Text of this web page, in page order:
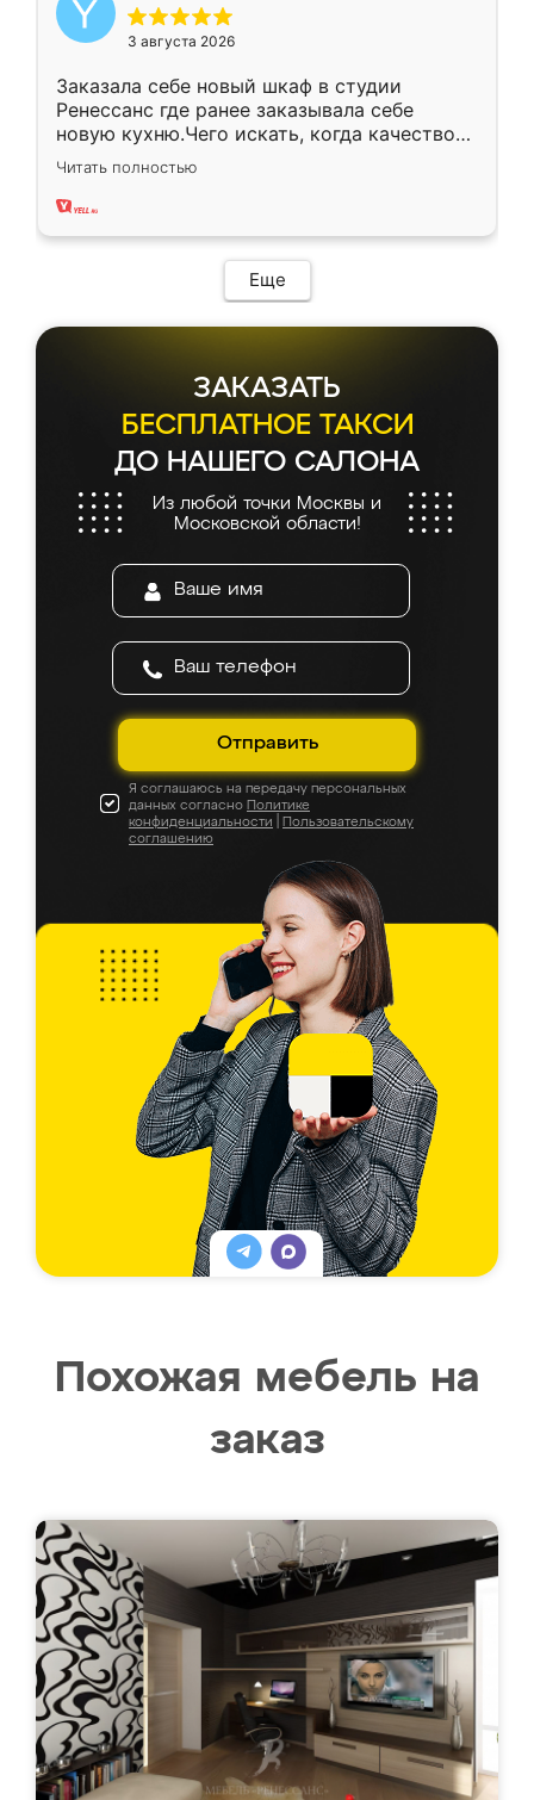
3 августа 2026
Заказала себе новый шкаф в студии
Ренессанс где ранее заказывала себе
новую кухню.Чего искать, когда качеством
вполне довольна. Служит кухня уже почти
два года, нареканий нет.
Читать полностью
Еще
ЗАКАЗАТЬ
БЕСПЛАТНОЕ ТАКСИ
ДО НАШЕГО САЛОНА
Из любой точки Москвы и
Московской области!
Отправить
Я соглашаюсь на передачу персональных
данных согласно Политике
конфиденциальности
Пользовательскому
соглашению
Похожая мебель на
заказ